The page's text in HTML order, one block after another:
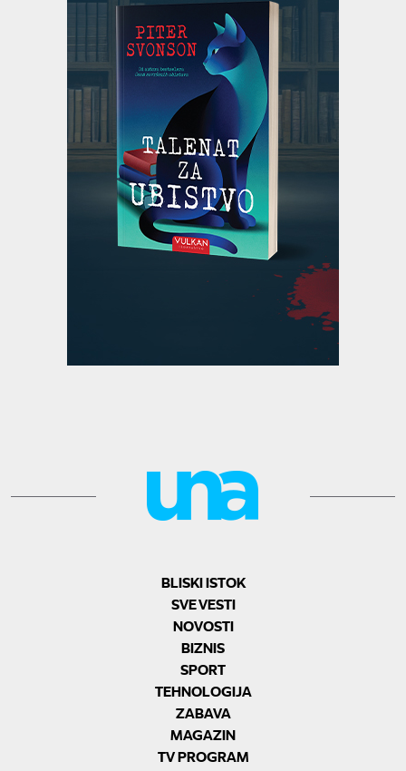
BLISKI ISTOK
SVE VESTI
NOVOSTI
BIZNIS
SPORT
TEHNOLOGIJA
ZABAVA
MAGAZIN
TV PROGRAM